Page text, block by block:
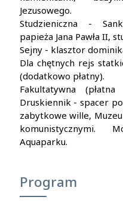
Jezusowego.
Studzieniczna -
papieża Jana Pawła II,
Sejny - klasztor
Dla chętnych rejs
(dodatkowo płatny).
Fakultatywna
Druskiennik - spacer
zabytkowe wille,
komunistycznymi.
Aquaparku.
Program